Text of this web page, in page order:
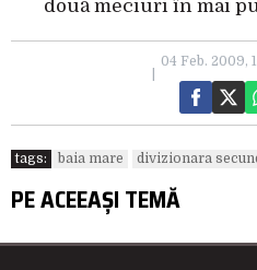
două meciuri în mai
04 Feb. 2009,
tags: baia mare divizionara
PE ACEEAȘI TEMĂ